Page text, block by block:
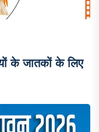
के जातकों के लिए